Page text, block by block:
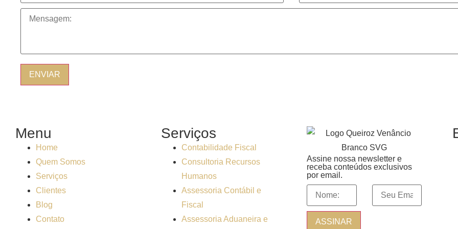
Menu
Home
Quem Somos
Serviços
Clientes
Blog
Contato
Serviços
Contabilidade Fiscal
Consultoria Recursos
Humanos
Assessoria Contábil e
Fiscal
Assessoria Aduaneira e
Assine nossa newsletter e
receba conteúdos exclusivos
por email.